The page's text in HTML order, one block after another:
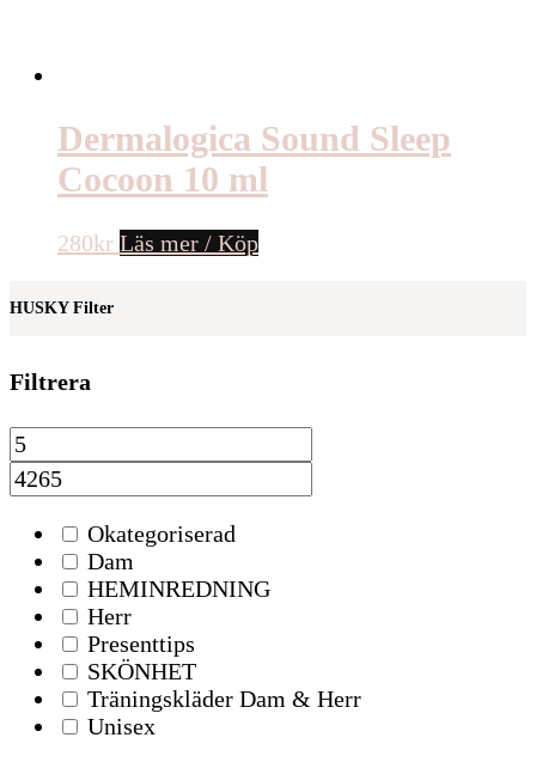
Dermalogica Sound Sleep
Cocoon 10 ml
280kr Läs mer / Köp
HUSKY Filter
Filtrera
Okategoriserad
Dam
HEMINREDNING
Herr
Presenttips
SKÖNHET
Träningskläder Dam & Herr
Unisex